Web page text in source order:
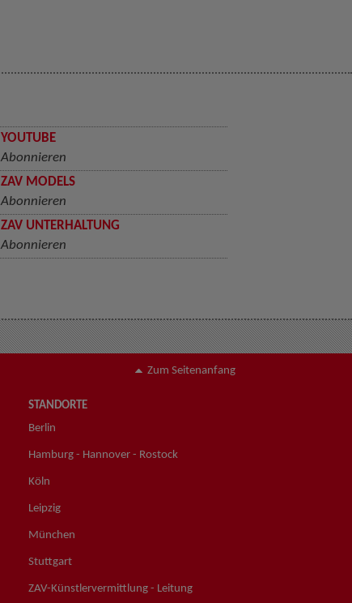
YOUTUBE
Abonnieren
ZAV MODELS
Abonnieren
ZAV UNTERHALTUNG
Abonnieren
Zum Seitenanfang
STANDORTE
Berlin
Hamburg - Hannover - Rostock
Köln
Leipzig
München
Stuttgart
ZAV-Künstlervermittlung - Leitung